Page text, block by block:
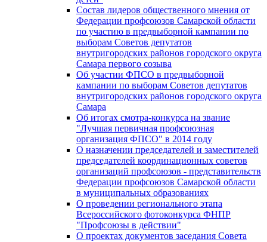
Состав лидеров общественного мнения от
Федерации профсоюзов Самарской области
по участию в предвыборной кампании по
выборам Советов депутатов
внутригородских районов городского округа
Самара первого созыва
Об участии ФПСО в предвыборной
кампании по выборам Советов депутатов
внутригородских районов городского округа
Самара
Об итогах смотра-конкурса на звание
"Лучшая первичная профсоюзная
организация ФПСО" в 2014 году
О назначении председателей и заместителей
председателей координационных советов
организаций профсоюзов - представительств
Федерации профсоюзов Самарской области
в муниципальных образованиях
О проведении регионального этапа
Всероссийского фотоконкурса ФНПР
"Профсоюзы в действии"
О проектах документов заседания Совета